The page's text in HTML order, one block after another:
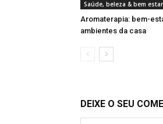
Saúde, beleza & bem estar
Aromaterapia: bem-
ambientes da casa
DEIXE O SEU